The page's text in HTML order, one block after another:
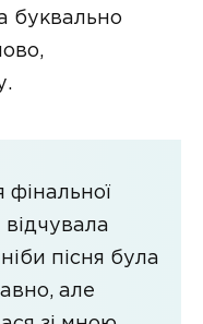
буквально
фінальної
відчувала
пісня була
але